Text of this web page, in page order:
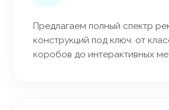
Предлагаем полный спектр
конструкций под ключ: от
коробов до интерактивных